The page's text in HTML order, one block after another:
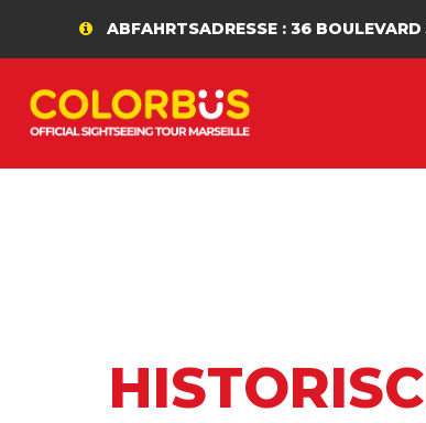
ABFAHRTSADRESSE : 36 BOULEVARD